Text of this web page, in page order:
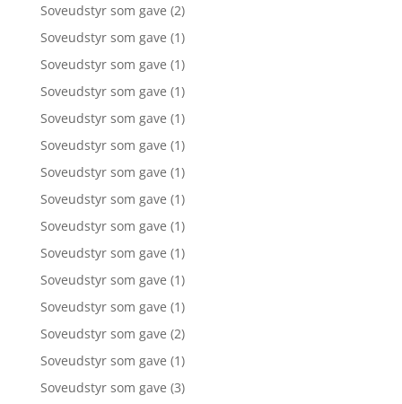
Soveudstyr som gave (2)
Soveudstyr som gave (1)
Soveudstyr som gave (1)
Soveudstyr som gave (1)
Soveudstyr som gave (1)
Soveudstyr som gave (1)
Soveudstyr som gave (1)
Soveudstyr som gave (1)
Soveudstyr som gave (1)
Soveudstyr som gave (1)
Soveudstyr som gave (1)
Soveudstyr som gave (1)
Soveudstyr som gave (2)
Soveudstyr som gave (1)
Soveudstyr som gave (3)